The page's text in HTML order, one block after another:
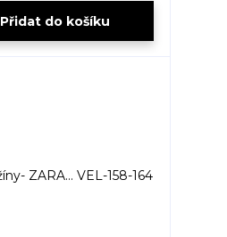
Přidat do košíku